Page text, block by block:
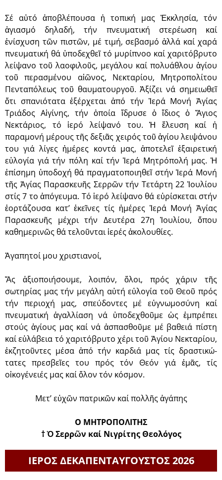
Σέ αὐτό ἀποβλέπουσα ἡ τοπική μας Ἐκκλησία, τόν
ἁγιασμό δηλα­δή, τήν πνευματική στερέωση καί
ἐνίσχυση τῶν πιστῶν, μέ τιμή, σεβασμό ἀλλά καί χα­ρά
πνευματική θά ὑποδεχθεῖ τό μυρίπνοο καί χαριτόβρυτο
λείψανο τοῦ λαοφιλοῦς, μεγάλου καί πολυάθλου ἁγίου
τοῦ περασμένου αἰῶνος, Νεκταρίου, Μητροπολίτου
Πενταπόλεως τοῦ θαυματουργοῦ. Ἀξίζει νά σημειωθεῖ
ὅτι σπανιότατα ἐξέρχεται ἀπό τήν Ἱερά Μονή Ἁγίας
Τριάδος Αἰγίνης, τήν ὁποία ἵδρυσε ὁ ἴδιος ὁ Ἅγιος
Νεκτάριος, τό ἱερό λείψανό του. Ἡ ἔλευση καί ἡ
παραμονή μέρους τῆς δεξιᾶς χειρός τοῦ ἁγίου λειψάνου
του γιά λίγες ἡμέρες κοντά μας, ἀποτελεῖ ἐξαιρετική
εὐλογία γιά τήν πόλη καί τήν Ἱερά Μητρόπολή μας. Ἡ
ἐπίσημη ὑποδοχή θά πραγματοποιηθεῖ στήν Ἱερά Μονή
τῆς Ἁγίας Παρασκευῆς Σερρῶν τήν Τετάρτη 22 Ἰουλίου
στίς 7 το ἀπόγευμα. Τό ἱερό λείψανο θά εὑρί­σκεται στήν
ἑορτάζουσα κατ’ ἐκεῖνες τίς ἡμέρες Ἱερά Μονή Ἁγίας
Παρασκευῆς μέχρι τήν Δευτέρα 27η Ἰουλίου, ὅπου
καθημε­ρινῶς θά τελοῦνται ἱερές ἀκολουθίες.
Ἀγαπητοί μου χριστιανοί,
Ἄς ἀξιοποιήσουμε, λοιπόν, ὅλοι, πρός χάριν τῆς
σωτηρίας μας τήν μεγάλη αὐτή εὐλογία τοῦ Θεοῦ πρός
τήν περιοχή μας, σπεύδοντες μέ εὐγνωμοσύ­νη καί
πνευματική ἀγαλλίαση νά ὑποδεχθοῦ­με ὡς ἐμπρέπει
στούς ἁγί­ους μας καί νά ἀσπασθοῦμε μέ βαθειά πίστη
καί εὐλάβεια τό χαριτόβρυτο χέρι τοῦ Ἁγίου Νεκταρίου,
ἐκζη­τοῦντες μέσα ἀπό τήν καρδιά μας τίς δραστικώ­
τατες πρεσβεῖες του πρός τόν Θεόν γιά ἐμᾶς, τίς
οἰκογένειές μας καί ὅλον τόν κόσμον.
Μετ’ εὐχῶν πατρικῶν καί πολλῆς ἀγάπης
Ο ΜΗΤΡΟΠΟΛΙΤΗΣ
† Ὁ Σερρῶν καί Νιγρίτης Θεολόγος
ΙΕΡΟΣ ΔΕΚΑΠΕΝΤΑΥΓΟΥΣΤΟΣ 2026